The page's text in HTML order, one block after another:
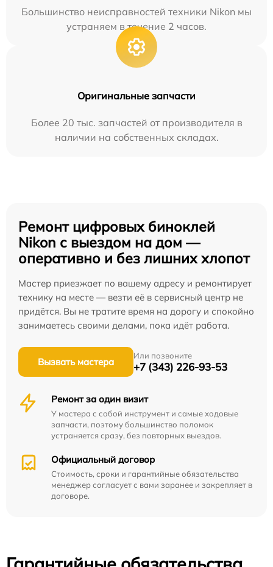
Большинство неисправностей техники Nikon мы
устраняем в течение 2 часов.
Оригинальные запчасти
Более 20 тыс. запчастей от производителя в
наличии на собственных складах.
Ремонт цифровых биноклей
Nikon с выездом на дом —
оперативно и без лишних хлопот
Мастер приезжает по вашему адресу и ремонтирует
технику на месте — везти её в сервисный центр не
придётся. Вы не тратите время на дорогу и спокойно
занимаетесь своими делами, пока идёт работа.
Вызвать мастера
Или позвоните
+7 (343) 226-93-53
Ремонт за один визит
У мастера с собой инструмент и самые ходовые
запчасти, поэтому большинство поломок
устраняется сразу, без повторных выездов.
Официальный договор
Стоимость, сроки и гарантийные обязательства
менеджер согласует с вами заранее и закрепляет в
договоре.